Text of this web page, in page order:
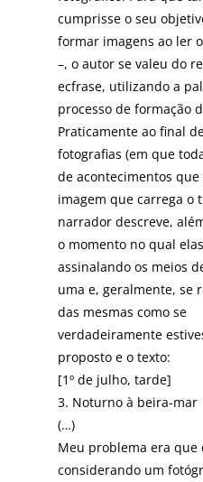
cumprisse o seu
formar imagens ao ler
–, o autor se valeu do
ecfrase, utilizando a
processo de formação
Praticamente ao final
fotografias (em que
de acontecimentos
imagem que carrega o
narrador descreve,
o momento no qual
assinalando os meios
uma e, geralmente, se
das mesmas como se
verdadeiramente
proposto e o texto:
[1º de julho, tarde]
3. Noturno à beira-mar
(…)
Meu problema era que
considerando um